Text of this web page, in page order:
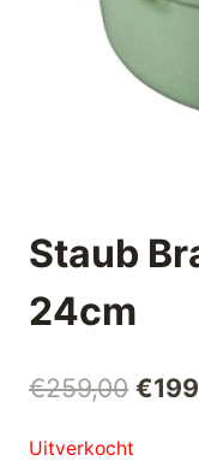
Staub
24cm
€259,00 €
Uitverkocht